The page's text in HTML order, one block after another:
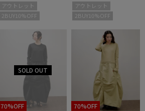
アウトレット
2BUY10%OFF
アウトレット
2BUY10%OFF
70%OFF
70%OFF